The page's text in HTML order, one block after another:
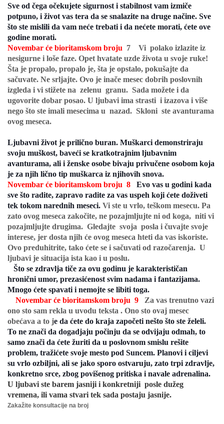
Sve od čega očekujete sigurnost i stabilnost vam izmiče
potpuno, i život vas tera da se snalazite na druge načine. Sve
što ste mislili da vam neće trebati i da nećete morati, ćete ove
godine morati.
Novembar će bioritamskom broju 7 Vi polako izlazite iz
nesigurne i loše faze. Opet hvatate uzde života u svoje ruke!
Šta je propalo, propalo je, šta je opstalo, pokušajte da
sačuvate. Ne srljajte. Ovo je inače mesec dobrih poslovnih
izgleda i vi stižete na zelenu granu. Sada možete i da
ugovorite dobar posao. U ljubavi ima strasti i izazova i više
nego što ste imali mesecima u nazad. Skloni ste avanturama
ovog meseca.
Ljubavni život je prilično buran. Muškarci demonstriraju
svoju muškost, baveći se kratkotrajnim ljubavnim
avanturama, ali i ženske osobe bivaju privučene osobom koja
je za njih lično tip muškarca iz njihovih snova.
Novembar će bioritamskom broju 8 Evo vas u godini kada
sve što radite, zapravo radite za vas uspeh koji ćete doživeti
tek tokom narednih meseci. Vi ste u vrlo, teškom mesecu. Pa
zato ovog meseca zakočite, ne pozajmljujte ni od koga, niti vi
pozajmljujte drugima. Gledajte svoja posla i čuvajte svoje
interese, jer dosta njih će ovog meseca hteti da vas iskoriste.
Ovo preduhitrite, tako ćete se i sačuvati od razočarenja. U
ljubavi je situacija ista kao i u poslu.
Što se zdravlja tiče za ovu godinu je karakterističan
hronični umor, prezasićenost svim nadama i fantazijama.
Mnogo ćete spavati i nemojte se libiti toga.
Novembar će bioritamskom broju 9 Za vas trenutno vazi
ono sto sam rekla u uvodu teksta . Ono sto ovaj mesec
obećava a to je da ćete do kraja započeti nešto što ste želeli.
To ne znači da dogadjaju počinju da se odvijaju odmah, to
samo znači da ćete žuriti da u poslovnom smislu rešite
problem, tražićete svoje mesto pod Suncem. Planovi i ciljevi
su vrlo ozbiljni, ali se jako sporo ostvaruju, zato trpi zdravlje,
konkretno srce, zbog povišenog pritiska i navale adrenalina.
U ljubavi ste barem jasniji i konkretniji posle dužeg
vremena, ili vama stvari tek sada postaju jasnije.
Zakažite konsultacije na broj